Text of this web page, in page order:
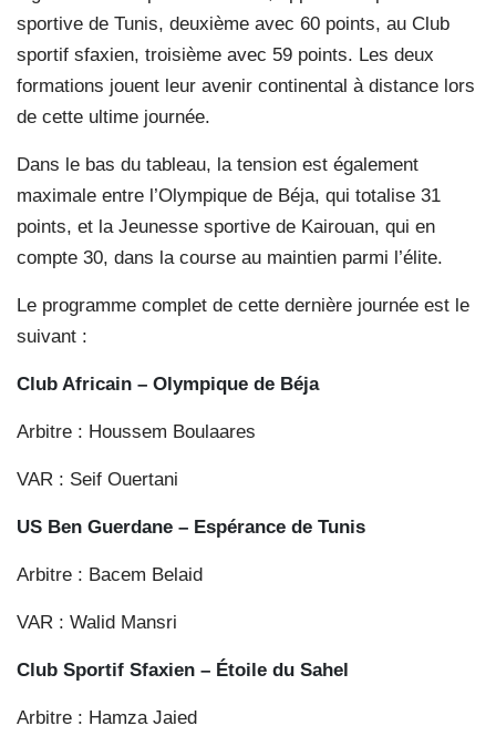
sportive de Tunis, deuxième avec 60 points, au Club
sportif sfaxien, troisième avec 59 points. Les deux
formations jouent leur avenir continental à distance lors
de cette ultime journée.
Dans le bas du tableau, la tension est également
maximale entre l’Olympique de Béja, qui totalise 31
points, et la Jeunesse sportive de Kairouan, qui en
compte 30, dans la course au maintien parmi l’élite.
Le programme complet de cette dernière journée est le
suivant :
Club Africain – Olympique de Béja
Arbitre : Houssem Boulaares
VAR : Seif Ouertani
US Ben Guerdane – Espérance de Tunis
Arbitre : Bacem Belaid
VAR : Walid Mansri
Club Sportif Sfaxien – Étoile du Sahel
Arbitre : Hamza Jaied